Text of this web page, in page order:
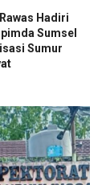
Hadiri
Sumsel
Sumur